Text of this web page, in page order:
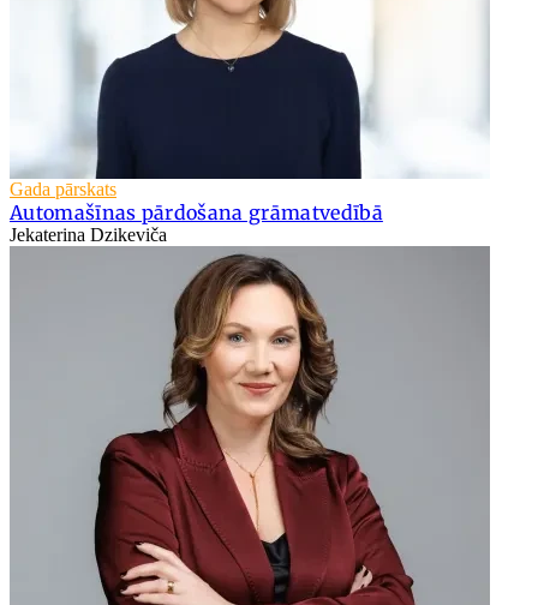
Gada pārskats
Automašīnas pārdošana grāmatvedībā
Jekaterina Dzikeviča